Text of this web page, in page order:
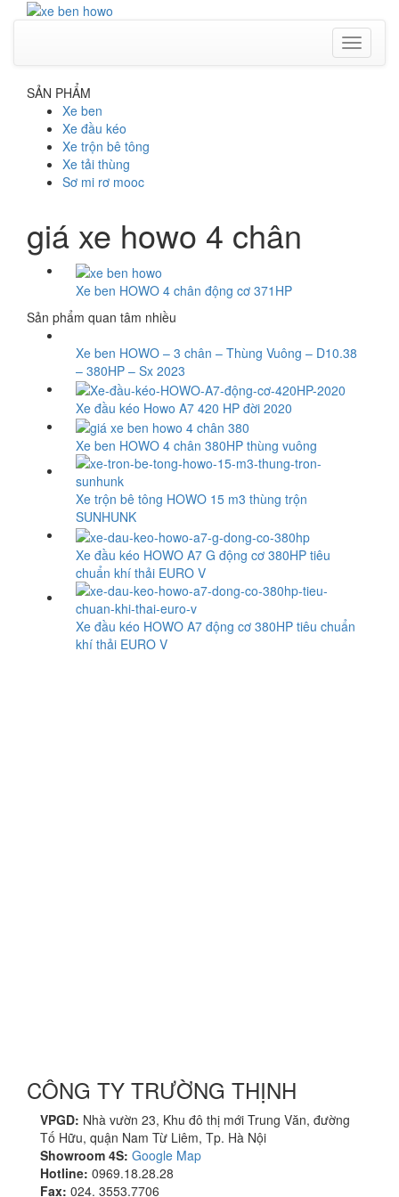
Toggle
SẢN PHẨM
Xe ben
Xe đầu kéo
Xe trộn bê tông
Xe tải thùng
Sơ mi rơ mooc
giá xe howo 4 chân
Xe ben HOWO 4 chân động cơ 371HP
Sản phẩm quan tâm nhiều
Xe ben HOWO – 3 chân – Thùng Vuông – D10.38
– 380HP – Sx 2023
Xe đầu kéo Howo A7 420 HP đời 2020
Xe ben HOWO 4 chân 380HP thùng vuông
Xe trộn bê tông HOWO 15 m3 thùng trộn
SUNHUNK
Xe đầu kéo HOWO A7 G động cơ 380HP tiêu
chuẩn khí thải EURO V
Xe đầu kéo HOWO A7 động cơ 380HP tiêu chuẩn
khí thải EURO V
CÔNG TY TRƯỜNG THỊNH
VPGD: Nhà vườn 23, Khu đô thị mới Trung Văn, đường
Tố Hữu, quận Nam Từ Liêm, Tp. Hà Nội
Showroom 4S: Google Map
Hotline: 0969.18.28.28
Fax: 024. 3553.7706